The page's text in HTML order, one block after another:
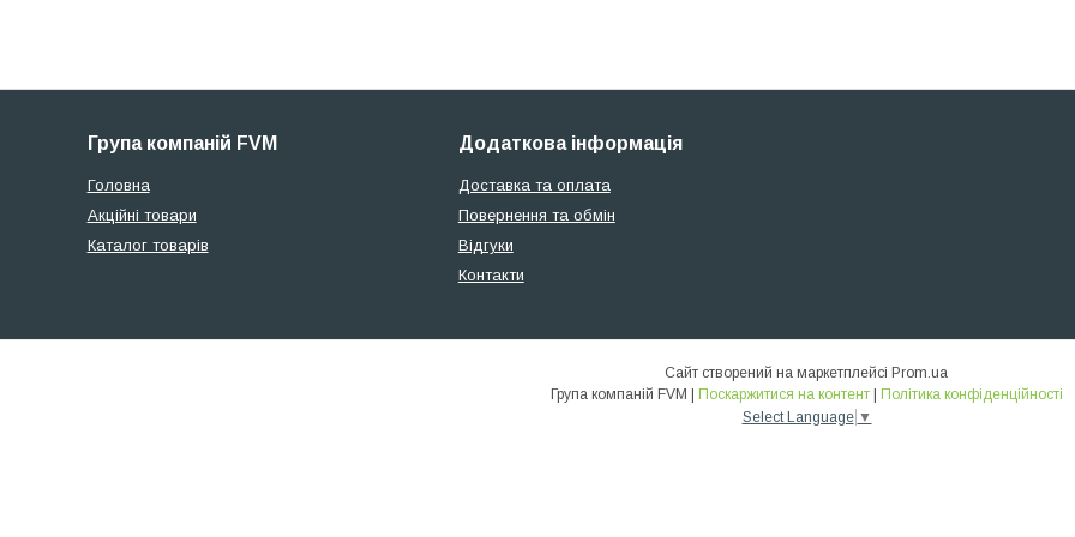
Група компаній FVM
Головна
Акційні товари
Каталог товарів
Додаткова інформація
Доставка та оплата
Повернення та обмін
Відгуки
Контакти
Сайт створений на маркетплейсі Prom.ua
Поскаржитися на контент
Політика конфіденційності
Select Language ▼